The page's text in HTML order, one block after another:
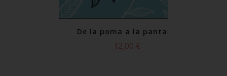
De la poma a la pantalla
12,00 €